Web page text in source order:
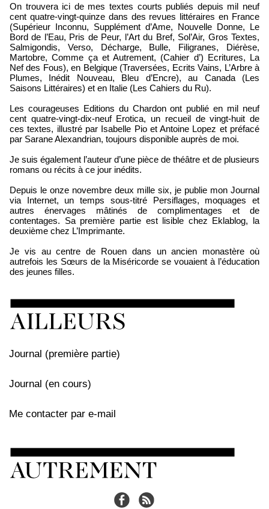
On trouvera ici de mes textes courts publiés depuis mil neuf
cent quatre-vingt-quinze dans des revues littéraires en France
(Supérieur Inconnu, Supplément d’Ame, Nouvelle Donne, Le
Bord de l’Eau, Pris de Peur, l’Art du Bref, Sol’Air, Gros Textes,
Salmigondis, Verso, Décharge, Bulle, Filigranes, Diérèse,
Martobre, Comme ça et Autrement, (Cahier d’) Ecritures, La
Nef des Fous), en Belgique (Traversées, Ecrits Vains, L’Arbre à
Plumes, Inédit Nouveau, Bleu d’Encre), au Canada (Les
Saisons Littéraires) et en Italie (Les Cahiers du Ru).
Les courageuses Editions du Chardon ont publié en mil neuf
cent quatre-vingt-dix-neuf Erotica, un recueil de vingt-huit de
ces textes, illustré par Isabelle Pio et Antoine Lopez et préfacé
par Sarane Alexandrian, toujours disponible auprès de moi.
Je suis également l’auteur d’une pièce de théâtre et de plusieurs
romans ou récits à ce jour inédits.
Depuis le onze novembre deux mille six, je publie mon Journal
via Internet, un temps sous-titré Persiflages, moquages et
autres énervages mâtinés de complimentages et de
contentages. Sa première partie est lisible chez Eklablog, la
deuxième chez L’Imprimante.
Je vis au centre de Rouen dans un ancien monastère où
autrefois les Sœurs de la Miséricorde se vouaient à l’éducation
des jeunes filles.
Journal (première partie)
Journal (en cours)
Me contacter par e-mail